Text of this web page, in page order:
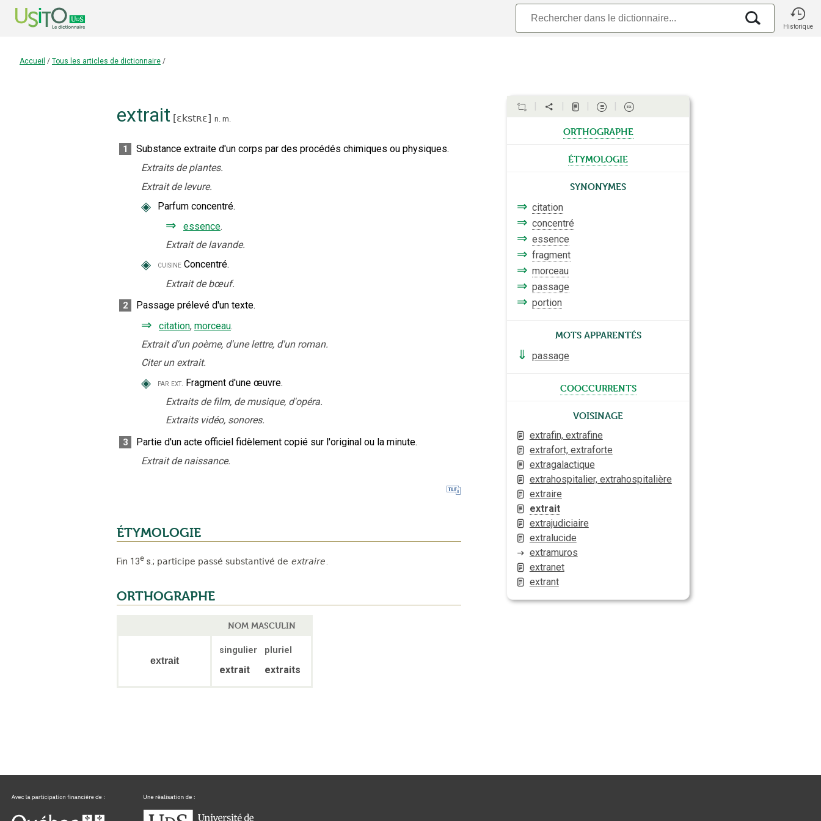
Historique
Accueil / Tous les articles de dictionnaire /
extrait [ɛkstʀɛ] n. m.
1
Substance extraite d'un corps par des procédés chimiques ou physiques.
Extraits de plantes.
Extrait de levure.
◈ Parfum concentré.
⇒ essence.
Extrait de lavande.
◈ cuisine Concentré.
Extrait de bœuf.
2 Passage prélevé d'un texte.
⇒ citation, morceau.
Extrait d'un poème, d'une lettre, d'un roman.
Citer un extrait.
◈ par ext. Fragment d'une œuvre.
Extraits de film, de musique, d'opéra.
Extraits vidéo, sonores.
3
Partie d'un acte officiel fidèlement copié sur l'original ou la minute.
Extrait de naissance.
ÉTYMOLOGIE
Fin 13e s.; participe passé substantivé de extraire.
ORTHOGRAPHE
NOM MASCULIN
extrait
singulier pluriel
extrait extraits
orthographe
étymologie
Synonymes
⇒ citation
⇒ concentré
⇒ essence
⇒ fragment
⇒ morceau
⇒ passage
⇒ portion
Mots apparentés
⇓
passage
cooccurrents
Voisinage
extrafin, extrafine
extrafort, extraforte
extragalactique
extrahospitalier, extrahospitalière
extraire
extrait
extrajudiciaire
extralucide
extramuros
extranet
extrant